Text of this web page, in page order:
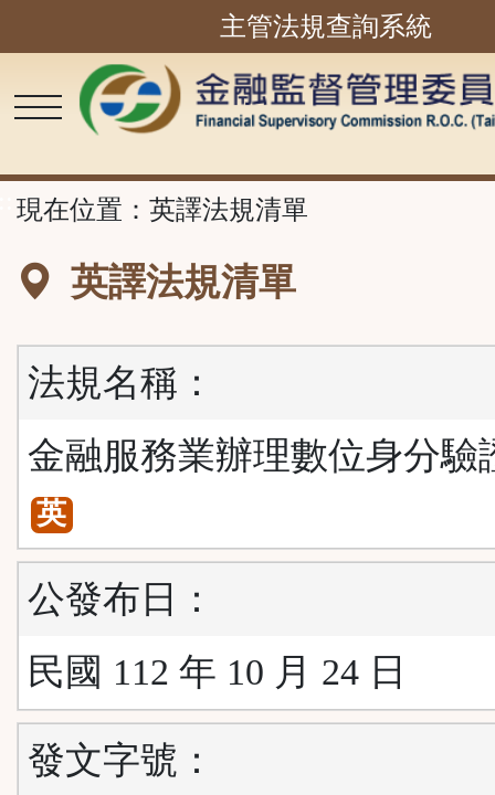
內
容
主管法規查詢系統
現在位置： 英譯法規清單
英譯法規清單
法規名稱：
金融服務業辦理數位身分驗
英
公發布日：
民國 112 年 10 月 24 日
發文字號：